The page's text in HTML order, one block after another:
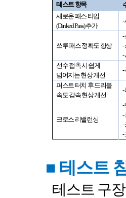
테스트 항목
새로운 패스 타입
(Dinked Pass)추가
-
쓰루 패스 정확도 향상
-
-
-
선수 접촉 시 쉽게
넘어지는 현상 개선
-
퍼스트 터치 후 드리블
속도 감속 현상 개선
-
크로스 리밸런싱
-
-
-
-
■ 테스트
테스트 구장